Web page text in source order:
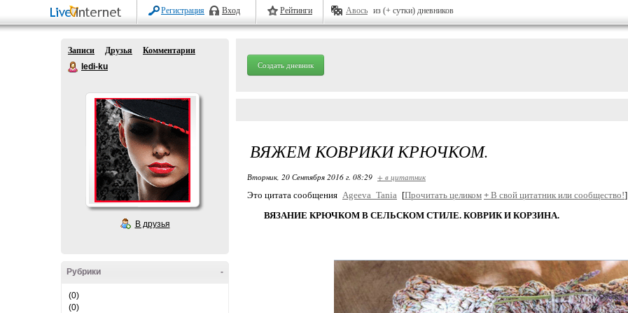
Регистрация Вход Рейтинги Авось из (+ сутки) дневников
Записи Друзья
Комментарии
ledi-ku
В друзья
-
Рубрики
(0)
(0)
Создать дневник
ВЯЖЕМ КОВРИКИ КРЮЧКОМ.
Вторник, 20 Сентября 2016 г. 08:29 + в цитатник
Это цитата сообщения Ageeva_Tania [Прочитать целиком + В свой цитатник или сообщество!]
ВЯЗАНИЕ КРЮЧКОМ В СЕЛЬСКОМ СТИЛЕ. КОВРИК И КОРЗИНА.